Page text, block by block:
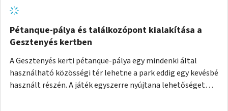
Pétanque-pálya és találkozópont kialakítása a
Gesztenyés kertben
A Gesztenyés kerti pétanque-pálya egy mindenki által
használható közösségi tér lehetne a park eddig egy kevésbé
használt részén. A játék egyszerre nyújtana lehetőséget